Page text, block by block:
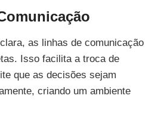
as linhas de comunicação
Isso facilita a troca de
que as decisões sejam
criando um ambiente